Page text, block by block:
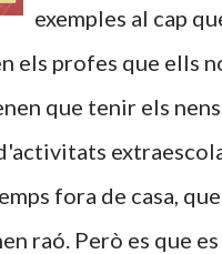
exemples al cap
els profes que ells
que tenir els
fora de casa,
raó. Però es que